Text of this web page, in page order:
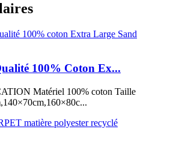
100% Coton Ex...
Matériel 100% coton Taille